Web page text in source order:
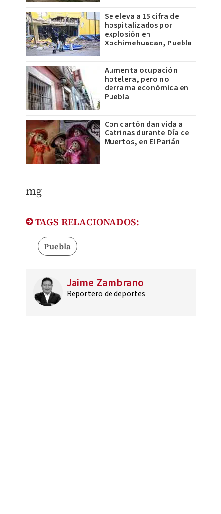
Se eleva a 15 cifra de
hospitalizados por
explosión en
Xochimehuacan, Puebla
Aumenta ocupación
hotelera, pero no
derrama económica en
Puebla
Con cartón dan vida a
Catrinas durante Día de
Muertos, en El Parián
​mg
TAGS RELACIONADOS:
Puebla
Jaime Zambrano
Reportero de deportes